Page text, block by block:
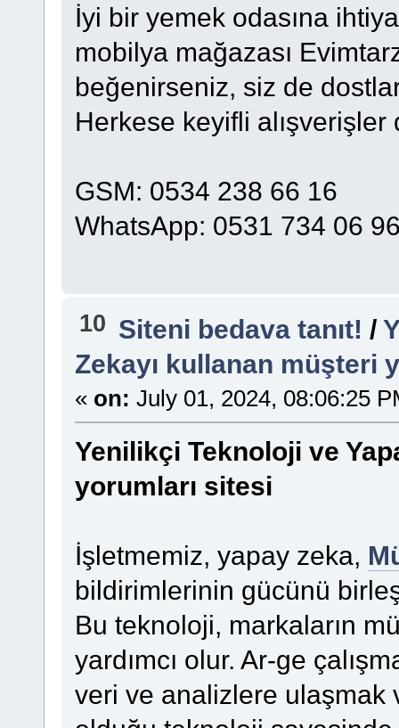
İyi bir yemek odasına
mobilya mağazası
beğenirseniz, siz de
Herkese keyifli alışverişler
GSM: 0534 238 66 16
WhatsApp: 0531 734 06
10 Siteni bedava tanıt! /
Zekayı kullanan müşteri
« on: July 01, 2024, 08:06:25
Yenilikçi Teknoloji ve
yorumları sitesi
İşletmemiz, yapay zeka,
bildirimlerinin gücünü
Bu teknoloji, markaların
yardımcı olur. Ar-ge
veri ve analizlere ulaşmak